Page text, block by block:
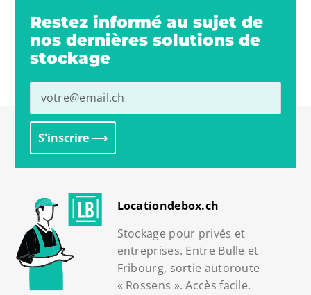
Restez informé au sujet de
nos dernières solutions de
stockage
S'inscrire ⟶
Locationdebox.ch
Stockage pour privés et
entreprises. Entre Bulle et
Fribourg, sortie autoroute
« Rossens ». Accès facile.